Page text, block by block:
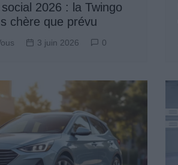
2026 : la Twingo
chère que prévu
3 juin 2026 0